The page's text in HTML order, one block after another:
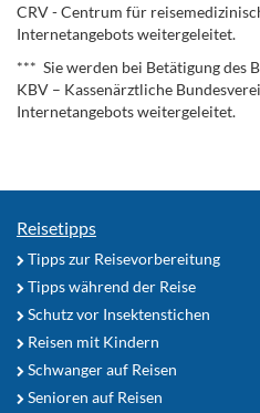
CRV - Centrum für
Internetangebots weitergeleitet.
*** Sie werden bei Betätigung des
KBV – Kassenärztliche
Internetangebots weitergeleitet.
Reisetipps
Tipps zur Reisevorbereitung
Tipps während der Reise
Schutz vor Insektenstichen
Reisen mit Kindern
Schwanger auf Reisen
Senioren auf Reisen